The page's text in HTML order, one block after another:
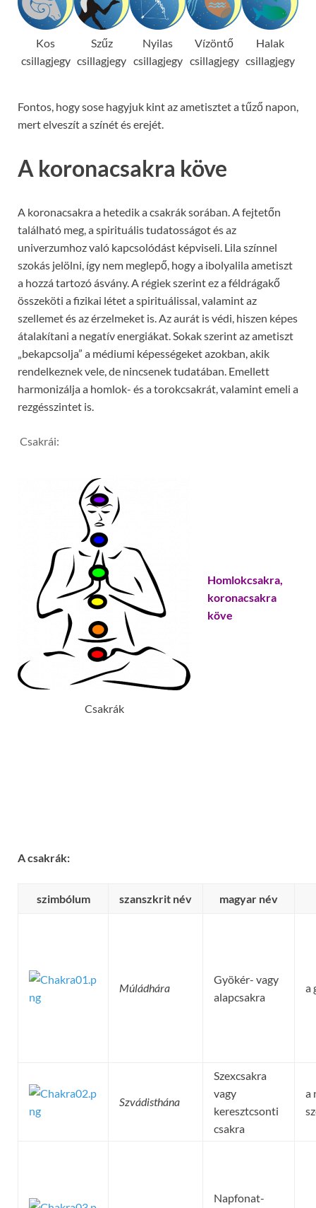
Kos
csillagjegy
Szűz
csillagjegy
Nyilas
csillagjegy
Vízöntő
csillagjegy
Halak
csillagjegy
Fontos, hogy sose hagyjuk kint az ametisztet a tűző napon,
mert elveszít a színét és erejét.
A koronacsakra köve
A koronacsakra a hetedik a csakrák sorában. A fejtetőn
található meg, a spirituális tudatosságot és az
univerzumhoz való kapcsolódást képviseli. Lila színnel
szokás jelölni, így nem meglepő, hogy a ibolyalila ametiszt
a hozzá tartozó ásvány. A régiek szerint ez a féldrágakő
összeköti a fizikai létet a spirituálissal, valamint az
szellemet és az érzelmeket is. Az aurát is védi, hiszen képes
átalakítani a negatív energiákat. Sokak szerint az ametiszt
„bekapcsolja” a médiumi képességeket azokban, akik
rendelkeznek vele, de nincsenek tudatában. Emellett
harmonizálja a homlok- és a torokcsakrát, valamint emeli a
rezgésszintet is.
Csakrái:
Csakrák
Homlokcsakra,
koronacsakra
köve
Acsakrák:
szimbólum szanszkrit név magyar név
Múládhára
Gyökér- vagy
alapcsakra
a
Szvádisthána
Szexcsakra
vagy
keresztcsonti
csakra
a
Napfonat-